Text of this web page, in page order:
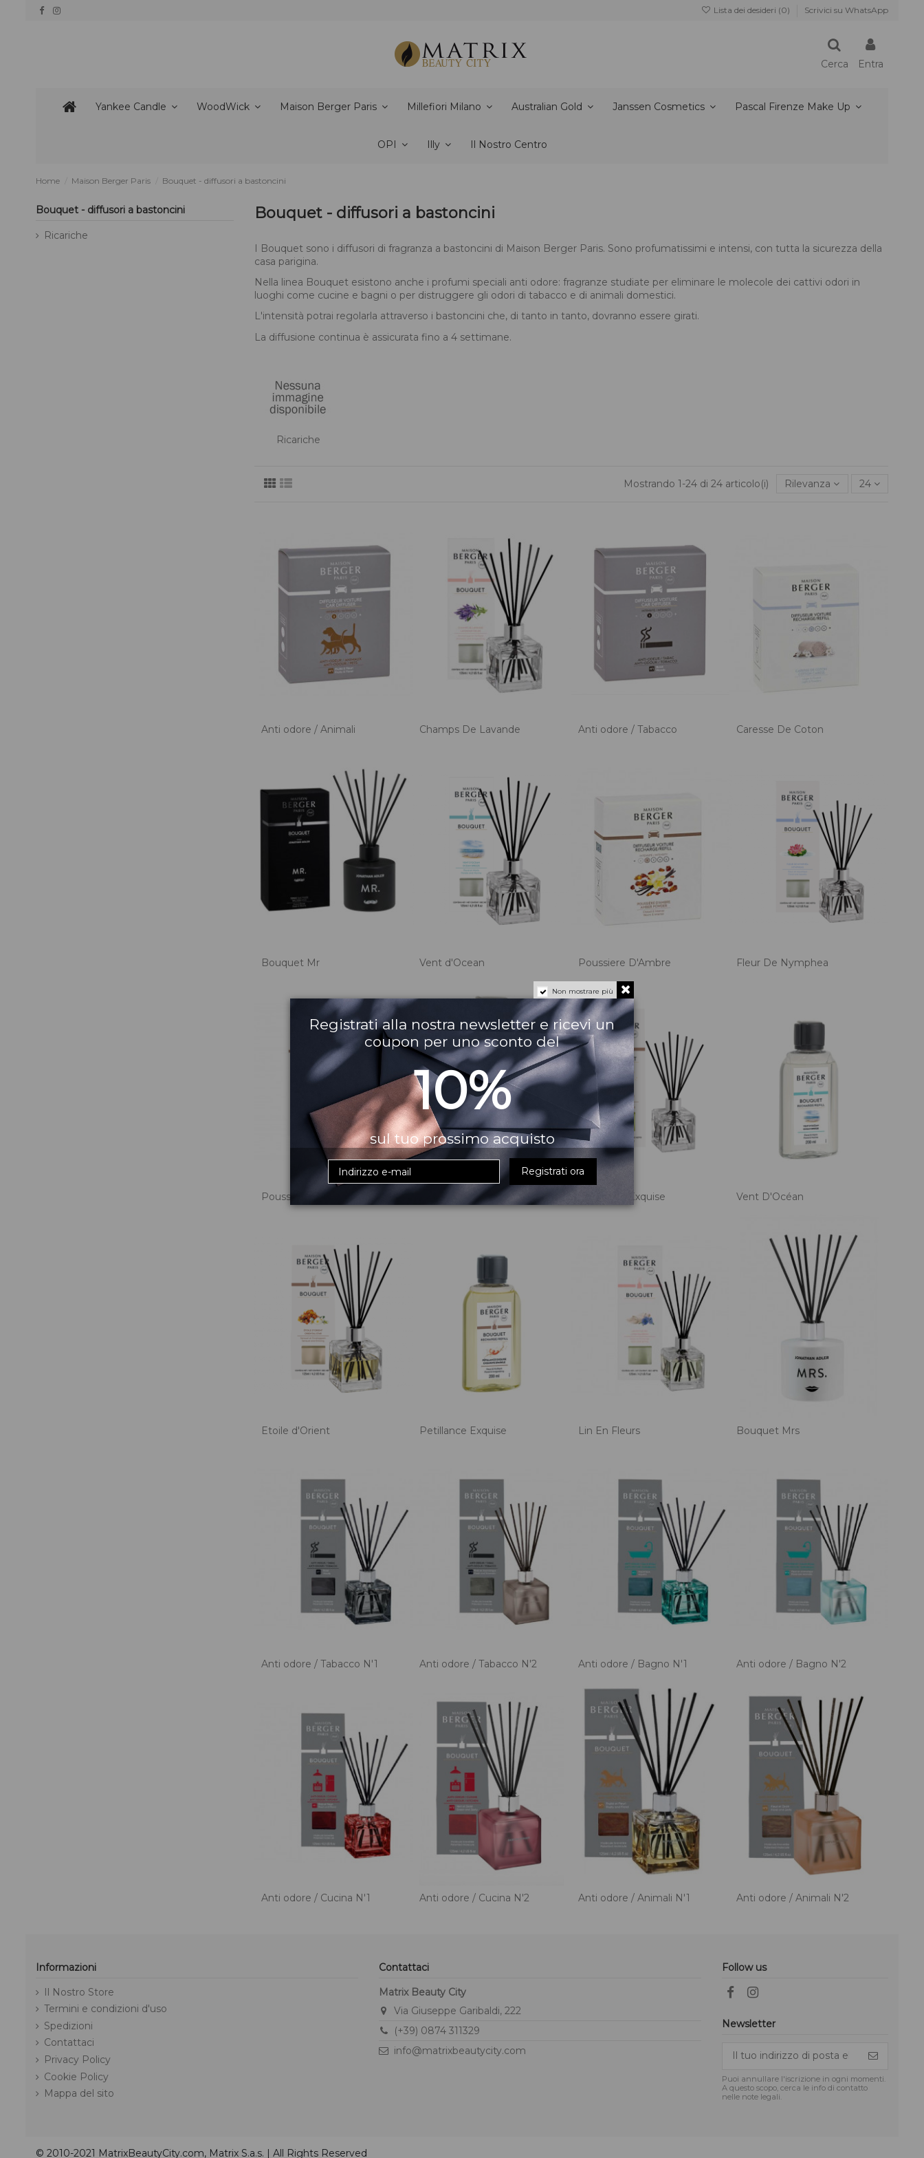
Lista dei desideri (0) Scrivici su WhatsApp
Cerca Entra
Yankee Candle WoodWick Maison Berger Paris Millefiori Milano Australian Gold Janssen Cosmetics Pascal Firenze Make Up
OPI Illy Il Nostro Centro
Home Maison Berger Paris Bouquet - diffusori a bastoncini
Bouquet - diffusori a bastoncini
I Bouquet sono i diffusori di fragranza a bastoncini di Maison Berger Paris. Sono profumatissimi e intensi, con tutta la sicurezza della
casa parigina.
Nella linea Bouquet esistono anche i profumi speciali anti odore: fragranze studiate per eliminare le molecole dei cattivi odori in
luoghi come cucine e bagni o per distruggere gli odori di tabacco e di animali domestici.
L'intensità potrai regolarla attraverso i bastoncini che, di tanto in tanto, dovranno essere girati.
La diffusione continua è assicurata fino a 4 settimane.
Ricariche
Mostrando 1-24 di 24 articolo(i) Rilevanza 24
Anti odore / Animali Champs De Lavande Anti odore / Tabacco Caresse De Coton
Bouquet Mr Vent d'Ocean Poussiere D'Ambre Fleur De Nymphea
Poussiere d'Ambre Vanille Gourmet Petillance Exquise Vent D'Océan
Etoile d'Orient Petillance Exquise Lin En Fleurs Bouquet Mrs
Anti odore / Tabacco N'1 Anti odore / Tabacco N'2 Anti odore / Bagno N'1 Anti odore / Bagno N'2
Anti odore / Cucina N'1 Anti odore / Cucina N'2 Anti odore / Animali N'1 Anti odore / Animali N'2
Bouquet - diffusori a bastoncini
Ricariche
Informazioni
Il Nostro Store
Termini e condizioni d'uso
Spedizioni
Contattaci
Privacy Policy
Cookie Policy
Mappa del sito
Contattaci
Matrix Beauty City
Via Giuseppe Garibaldi, 222
(+39) 0874 311329
info@matrixbeautycity.com
Follow us
Newsletter
Puoi annullare l'iscrizione in ogni momenti.
A questo scopo, cerca le info di contatto
nelle note legali.
© 2010-2021 MatrixBeautyCity.com, Matrix S.a.s. | All Rights Reserved
Non mostrare più
Registrati alla nostra newsletter e ricevi un
coupon per uno sconto del
10%
sul tuo prossimo acquisto
Registrati ora